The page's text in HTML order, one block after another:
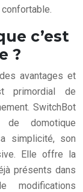
c’est
?
avantages et
primordial de
SwitchBot
domotique
simplicité, son
Elle offre la
présents dans
modifications